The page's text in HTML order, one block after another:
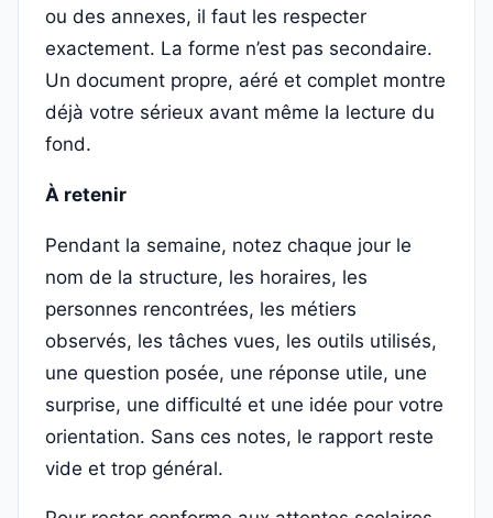
ou des annexes, il faut les respecter
exactement. La forme n’est pas secondaire.
Un document propre, aéré et complet montre
déjà votre sérieux avant même la lecture du
fond.
À retenir
Pendant la semaine, notez chaque jour le
nom de la structure, les horaires, les
personnes rencontrées, les métiers
observés, les tâches vues, les outils utilisés,
une question posée, une réponse utile, une
surprise, une difficulté et une idée pour votre
orientation. Sans ces notes, le rapport reste
vide et trop général.